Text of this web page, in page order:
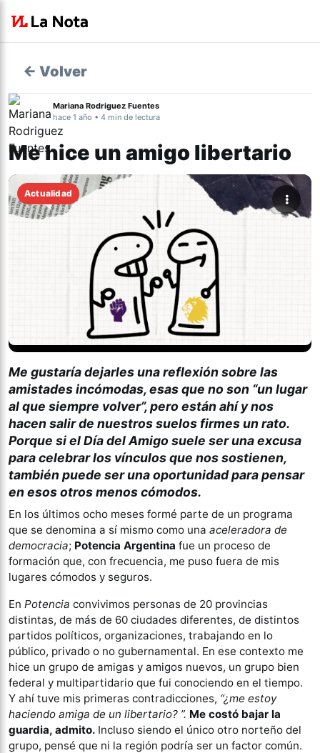
← Volver
Mariana Rodriguez Fuentes
hace 1 año • 4 min de lectura
Me hice un amigo libertario
Actualidad
Me gustaría dejarles una reflexión sobre las
amistades incómodas, esas que no son “un lugar
al que siempre volver”, pero están ahí y nos
hacen salir de nuestros suelos firmes un rato.
Porque si el Día del Amigo suele ser una excusa
para celebrar los vínculos que nos sostienen,
también puede ser una oportunidad para pensar
en esos otros menos cómodos.
En los últimos ocho meses formé parte de un programa
que se denomina a sí mismo como una aceleradora de
democracia; Potencia Argentina fue un proceso de
formación que, con frecuencia, me puso fuera de mis
lugares cómodos y seguros.
En Potencia convivimos personas de 20 provincias
distintas, de más de 60 ciudades diferentes, de distintos
partidos políticos, organizaciones, trabajando en lo
público, privado o no gubernamental. En ese contexto me
hice un grupo de amigas y amigos nuevos, un grupo bien
federal y multipartidario que fui conociendo en el tiempo.
Y ahí tuve mis primeras contradicciones, “¿me estoy
haciendo amiga de un libertario? ”. Me costó bajar la
guardia, admito. Incluso siendo el único otro norteño del
grupo, pensé que ni la región podría ser un factor común.